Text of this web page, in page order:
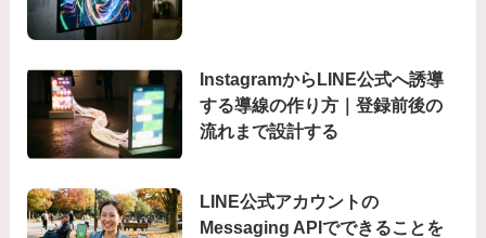
InstagramからLINE公式へ誘導
する導線の作り方｜登録前後の
流れまで設計する
LINE公式アカウントの
Messaging APIでできることを